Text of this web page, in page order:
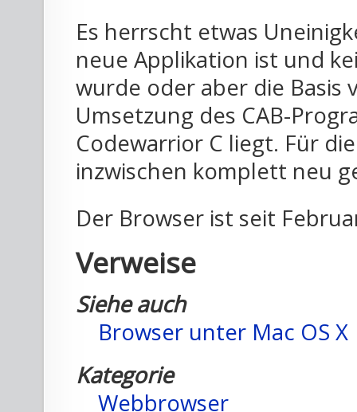
Es herrscht etwas
neue Applikation ist und
wurde oder aber die Basis
Umsetzung des CAB-
Codewarrior C liegt. Für
inzwischen komplett neu
Der Browser ist seit
Verweise
Siehe auch
Browser unter Mac OS X
Kategorie
Webbrowser